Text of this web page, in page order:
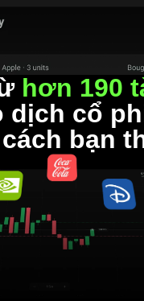
hơn 190
dịch cổ
bạn